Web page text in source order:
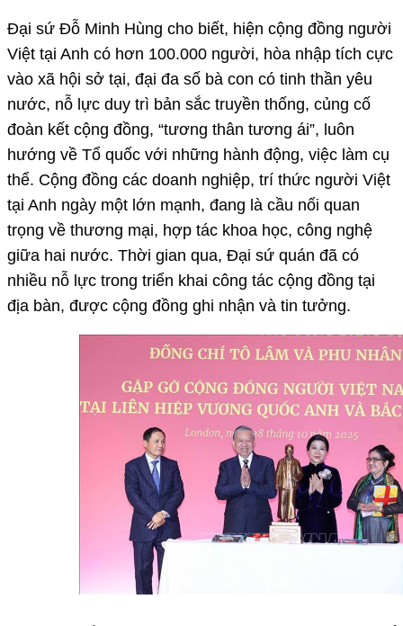
Đại sứ Đỗ Minh Hùng cho biết, hiện cộng đồng người
Việt tại Anh có hơn 100.000 người, hòa nhập tích cực
vào xã hội sở tại, đại đa số bà con có tinh thần yêu
nước, nỗ lực duy trì bản sắc truyền thống, củng cố
đoàn kết cộng đồng, “tương thân tương ái”, luôn
hướng về Tổ quốc với những hành động, việc làm cụ
thể. Cộng đồng các doanh nghiệp, trí thức người Việt
tại Anh ngày một lớn mạnh, đang là cầu nối quan
trọng về thương mại, hợp tác khoa học, công nghệ
giữa hai nước. Thời gian qua, Đại sứ quán đã có
nhiều nỗ lực trong triển khai công tác cộng đồng tại
địa bàn, được cộng đồng ghi nhận và tin tưởng.